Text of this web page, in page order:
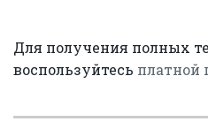
Для получения полных
воспользуйтесь платной